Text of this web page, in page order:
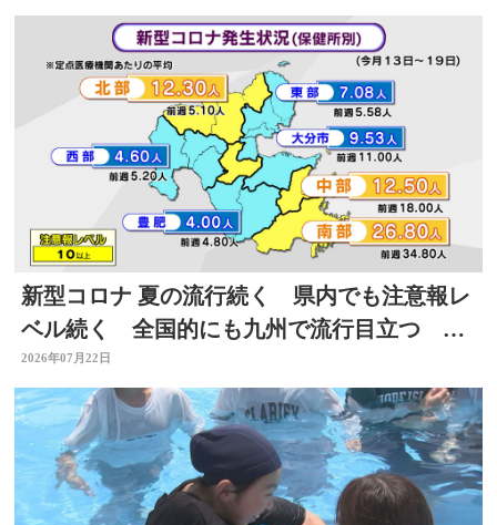
新型コロナ 夏の流行続く 県内でも注意報レ
ベル続く 全国的にも九州で流行目立つ 大
分
2026年07月22日